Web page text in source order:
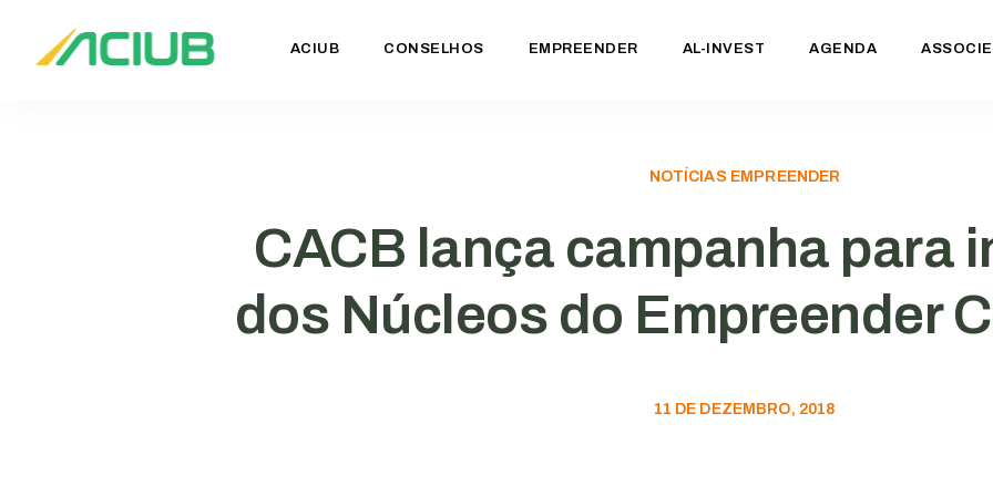
ACIUB CONSELHOS EMPREENDER AL-INVEST AGENDA
NOTÍCIAS EMPREENDER
CACB lança campanha para
dos Núcleos do Empreender
11 DE DEZEMBRO, 2018